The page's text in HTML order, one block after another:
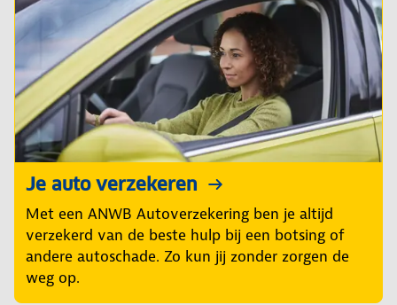
Je auto verzekeren
Met een ANWB Autoverzekering ben je altijd
verzekerd van de beste hulp bij een botsing of
andere autoschade. Zo kun jij zonder zorgen de
weg op.